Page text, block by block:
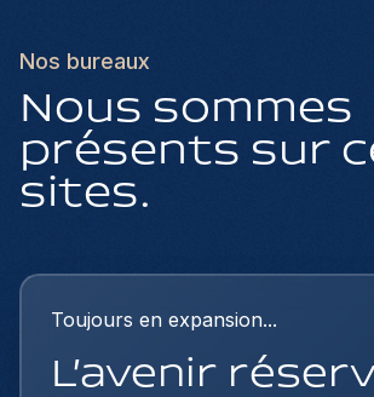
Nos bureaux
Nous sommes
présents sur
sites.
Toujours en expansion...
L'avenir